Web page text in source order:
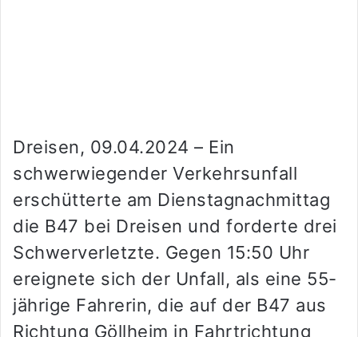
Dreisen, 09.04.2024 – Ein
schwerwiegender Verkehrsunfall
erschütterte am Dienstagnachmittag
die B47 bei Dreisen und forderte drei
Schwerverletzte. Gegen 15:50 Uhr
ereignete sich der Unfall, als eine 55-
jährige Fahrerin, die auf der B47 aus
Richtung Göllheim in Fahrtrichtung